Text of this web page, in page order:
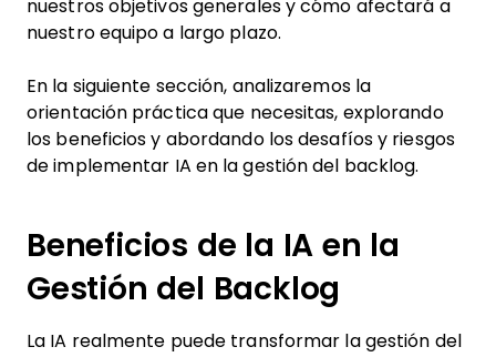
nuestros objetivos generales y cómo afectará a
nuestro equipo a largo plazo.
En la siguiente sección, analizaremos la
orientación práctica que necesitas, explorando
los beneficios y abordando los desafíos y riesgos
de implementar IA en la gestión del backlog.
Beneficios de la IA en la
Gestión del Backlog
La IA realmente puede transformar la gestión del